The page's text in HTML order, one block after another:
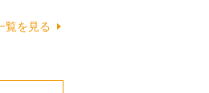
覧を見る